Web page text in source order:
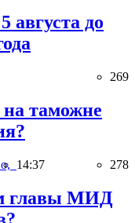
августа до
269
таможне
14:37 278
главы МИД